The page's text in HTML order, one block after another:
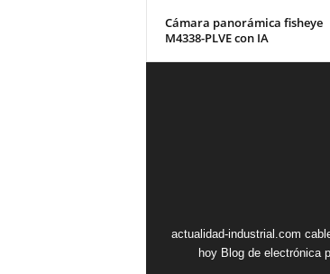
Cámara panorámica fisheye
M4338-PLVE con IA
actualidad-industrial.com
hoy Blog de electrónica